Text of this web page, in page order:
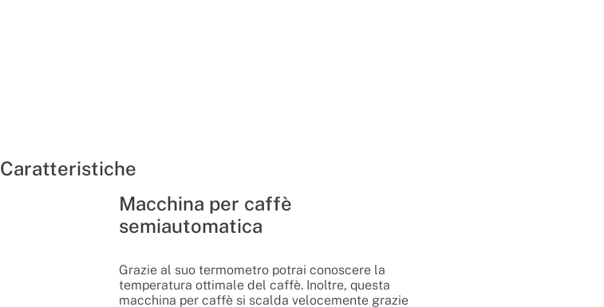
Caratteristiche
Macchina per caffè
semiautomatica
Grazie al suo termometro potrai conoscere la
temperatura ottimale del caffè. Inoltre, questa
macchina per caffè si scalda velocemente grazie